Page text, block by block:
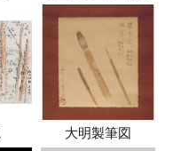
大明製筆図